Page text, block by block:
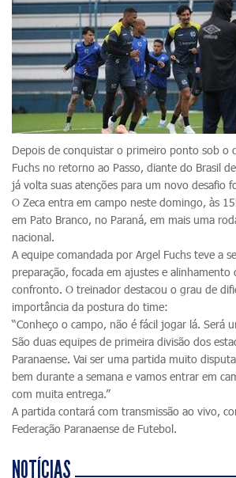
Depois de conquistar o primeiro ponto sob o
Fuchs no retorno ao Passo, diante do Brasil
já volta suas atenções para um novo desafio
O Zeca entra em campo neste domingo, às
em Pato Branco, no Paraná, em mais uma
nacional.
A equipe comandada por Argel Fuchs teve a
preparação, focada em ajustes e alinhamento
confronto. O treinador destacou o grau de
importância da postura do time:
“Conheço o campo, não é fácil jogar lá. Será
São duas equipes de primeira divisão dos
Paranaense. Vai ser uma partida muito
bem durante a semana e vamos entrar em
com muita entrega.”
A partida contará com transmissão ao vivo,
Federação Paranaense de Futebol.
NOTÍCIAS